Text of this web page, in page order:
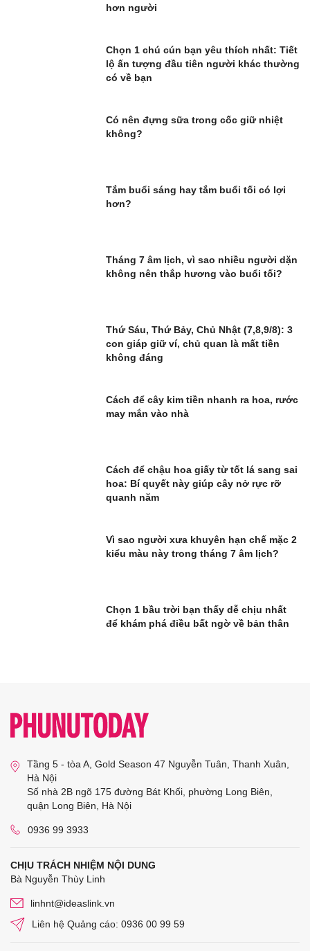
hơn người
Chọn 1 chú cún bạn yêu thích nhất: Tiết
lộ ấn tượng đầu tiên người khác thường
có về bạn
Có nên đựng sữa trong cốc giữ nhiệt
không?
Tắm buổi sáng hay tắm buổi tối có lợi
hơn?
Tháng 7 âm lịch, vì sao nhiều người dặn
không nên thắp hương vào buổi tối?
Thứ Sáu, Thứ Bảy, Chủ Nhật (7,8,9/8): 3
con giáp giữ ví, chủ quan là mất tiền
không đáng
Cách để cây kim tiền nhanh ra hoa, rước
may mắn vào nhà
Cách để chậu hoa giấy từ tốt lá sang sai
hoa: Bí quyết này giúp cây nở rực rỡ
quanh năm
Vì sao người xưa khuyên hạn chế mặc 2
kiểu màu này trong tháng 7 âm lịch?
Chọn 1 bầu trời bạn thấy dễ chịu nhất
để khám phá điều bất ngờ về bản thân
Tầng 5 - tòa A, Gold Season 47 Nguyễn Tuân, Thanh Xuân,
Hà Nội
Số nhà 2B ngõ 175 đường Bát Khối, phường Long Biên,
quận Long Biên, Hà Nội
0936 99 3933
CHỊU TRÁCH NHIỆM NỘI DUNG
Bà Nguyễn Thùy Linh
linhnt@ideaslink.vn
Liên hệ Quảng cáo: 0936 00 99 59